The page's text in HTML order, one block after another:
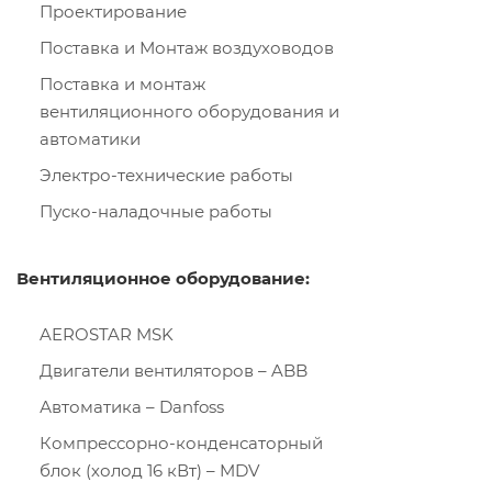
Проектирование
Поставка и Монтаж воздуховодов
Поставка и монтаж
вентиляционного оборудования и
автоматики
Электро-технические работы
Пуско-наладочные работы
Вентиляционное оборудование:
AEROSTAR MSK
Двигатели вентиляторов – ABB
Автоматика – Danfoss
Компрессорно-конденсаторный
блок (холод 16 кВт) – MDV